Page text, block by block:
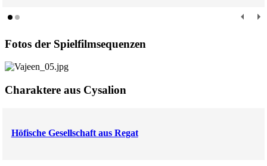
Fotos der Spielfilmsequenzen
Charaktere aus Cysalion
Höfische Gesellschaft aus Regat